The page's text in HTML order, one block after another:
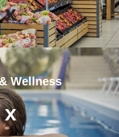
x
Wellness
x